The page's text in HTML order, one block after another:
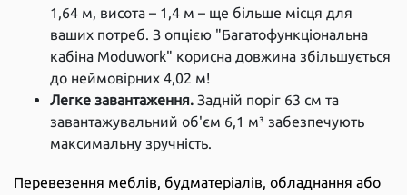
1,64 м, висота – 1,4 м – ще більше місця для
ваших потреб. З опцією "Багатофункціональна
кабіна Moduwork" корисна довжина збільшується
до неймовірних 4,02 м!
Легке завантаження. Задній поріг 63 см та
завантажувальний об'єм 6,1 м³ забезпечують
максимальну зручність.
Перевезення меблів, будматеріалів, обладнання або